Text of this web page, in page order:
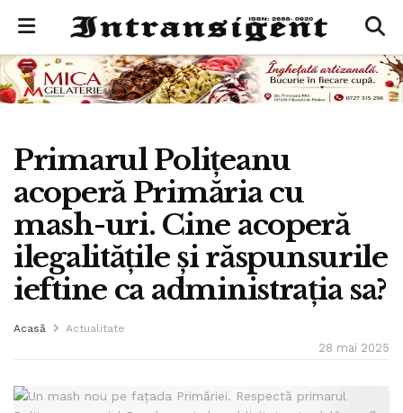
Primarul Polițeanu
acoperă Primăria cu
mash-uri. Cine acoperă
ilegalitățile și răspunsurile
ieftine ca administrația sa?
Acasă Actualitate
28 mai 2025